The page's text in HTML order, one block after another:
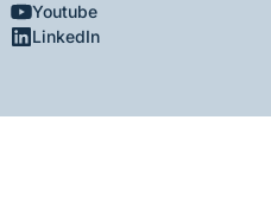
Youtube
LinkedIn